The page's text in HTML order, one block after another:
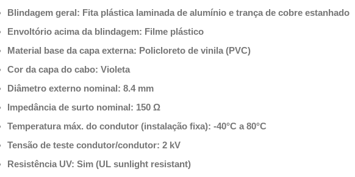
Blindagem geral: Fita plástica laminada de alumínio e trança de cobre estanhado
Envoltório acima da blindagem: Filme plástico
Material base da capa externa: Policloreto de vinila (PVC)
Cor da capa do cabo: Violeta
Diâmetro externo nominal: 8.4 mm
Impedância de surto nominal: 150 Ω
Temperatura máx. do condutor (instalação fixa): -40°C a 80°C
Tensão de teste condutor/condutor: 2 kV
Resistência UV: Sim (UL sunlight resistant)